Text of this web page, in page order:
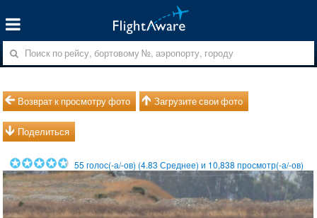
Возврат к просмотру фото Загрузите свои фото
Поделиться
55 голос(-а/-ов) (4.83 Среднее) и 10,838 просмотр(-а/-ов)